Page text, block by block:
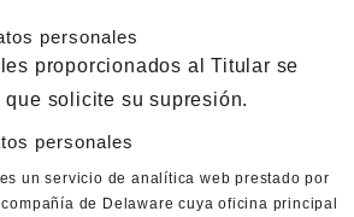
personales
proporcionados al Titular se
solicite su supresión.
personales
es un servicio de analítica web prestado por
de Delaware cuya oficina principal